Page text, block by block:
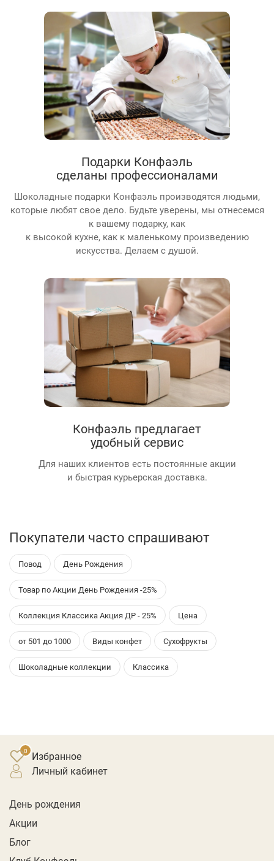
Подарки Конфаэль
сделаны профессионалами
Шоколадные подарки Конфаэль производятся людьми,
которые любят свое дело. Будьте уверены, мы отнесемся
к вашему подарку, как
к высокой кухне, как к маленькому произведению
искусства. Делаем с душой.
Конфаэль предлагает
удобный сервис
Для наших клиентов есть постоянные акции
и быстрая курьерская доставка.
Покупатели часто спрашивают
Повод День Рождения
Товар по Акции День Рождения -25%
Коллекция Классика Акция ДР - 25% Цена
от 501 до 1000 Виды конфет Сухофрукты
Шоколадные коллекции Классика
Избранное
личный кабинет
День рождения
Акции
Блог